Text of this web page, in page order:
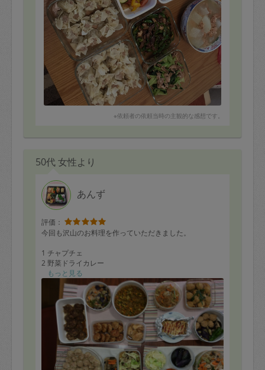
油淋鶏は揚げたてが食べたかったので下ごしらえだけに
していただきました。
とても明るい方で楽しいです。
また次の機会がありましたら宜しくお願いします！
※依頼者の依頼当時の主観的な感想です。
50代 女性より
あんず
評価：
今回も沢山のお料理を作っていただきました。
1 チャプチェ
2 野菜ドライカレー
3 椎茸入り鶏つくね
4 鶏むね引肉のミニミートローフ
5 肉団子と野菜の煮物
6 柔らか肉団子
7 一口和風ハンバーグ
8 醤油糀入り鶏むね肉の生姜焼き
9 塩糀入り鶏むね肉と野菜スープ
10 茄子の煮浸し
11 玉ねぎと茄子のみそ炒め
12 野菜のラタトゥイユ風煮
もっと見る